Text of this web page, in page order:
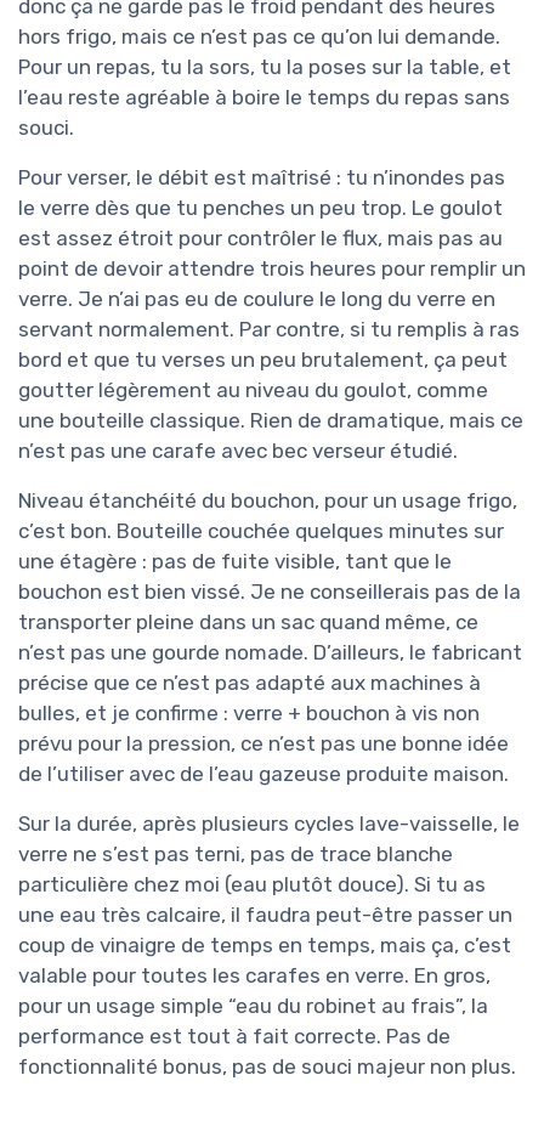
donc ça ne garde pas le froid pendant des heures
hors frigo, mais ce n’est pas ce qu’on lui demande.
Pour un repas, tu la sors, tu la poses sur la table, et
l’eau reste agréable à boire le temps du repas sans
souci.
Pour verser, le débit est maîtrisé : tu n’inondes pas
le verre dès que tu penches un peu trop. Le goulot
est assez étroit pour contrôler le flux, mais pas au
point de devoir attendre trois heures pour remplir un
verre. Je n’ai pas eu de coulure le long du verre en
servant normalement. Par contre, si tu remplis à ras
bord et que tu verses un peu brutalement, ça peut
goutter légèrement au niveau du goulot, comme
une bouteille classique. Rien de dramatique, mais ce
n’est pas une carafe avec bec verseur étudié.
Niveau étanchéité du bouchon, pour un usage frigo,
c’est bon. Bouteille couchée quelques minutes sur
une étagère : pas de fuite visible, tant que le
bouchon est bien vissé. Je ne conseillerais pas de la
transporter pleine dans un sac quand même, ce
n’est pas une gourde nomade. D’ailleurs, le fabricant
précise que ce n’est pas adapté aux machines à
bulles, et je confirme : verre + bouchon à vis non
prévu pour la pression, ce n’est pas une bonne idée
de l’utiliser avec de l’eau gazeuse produite maison.
Sur la durée, après plusieurs cycles lave-vaisselle, le
verre ne s’est pas terni, pas de trace blanche
particulière chez moi (eau plutôt douce). Si tu as
une eau très calcaire, il faudra peut-être passer un
coup de vinaigre de temps en temps, mais ça, c’est
valable pour toutes les carafes en verre. En gros,
pour un usage simple “eau du robinet au frais”, la
performance est tout à fait correcte. Pas de
fonctionnalité bonus, pas de souci majeur non plus.